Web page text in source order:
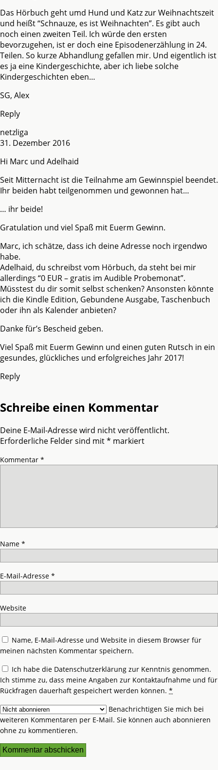
Das Hörbuch geht umd Hund und Katz zur Weihnachtszeit
und heißt “Schnauze, es ist Weihnachten”. Es gibt auch
noch einen zweiten Teil. Ich würde den ersten
bevorzugehen, ist er doch eine Episodenerzählung in 24.
Teilen. So kurze Abhandlung gefallen mir. Und eigentlich ist
es ja eine Kindergeschichte, aber ich liebe solche
Kindergeschichten eben…
SG, Alex
Reply
netzliga
31. Dezember 2016
Hi Marc und Adelhaid
Seit Mitternacht ist die Teilnahme am Gewinnspiel beendet.
Ihr beiden habt teilgenommen und gewonnen hat…
… ihr beide!
Gratulation und viel Spaß mit Euerm Gewinn.
Marc, ich schätze, dass ich deine Adresse noch irgendwo
habe.
Adelhaid, du schreibst vom Hörbuch, da steht bei mir
allerdings “0 EUR – gratis im Audible Probemonat”.
Müsstest du dir somit selbst schenken? Ansonsten könnte
ich die Kindle Edition, Gebundene Ausgabe, Taschenbuch
oder ihn als Kalender anbieten?
Danke für’s Bescheid geben.
Viel Spaß mit Euerm Gewinn und einen guten Rutsch in ein
gesundes, glückliches und erfolgreiches Jahr 2017!
Reply
Schreibe einen Kommentar
Deine E-Mail-Adresse wird nicht veröffentlicht.
Erforderliche Felder sind mit* markiert
Kommentar *
Name *
E-Mail-Adresse *
Website
Name, E-Mail-Adresse und Website in diesem Browser für
meinen nächsten Kommentar speichern.
Ich habe die Datenschutzerklärung zur Kenntnis genommen.
Ich stimme zu, dass meine Angaben zur Kontaktaufnahme und für
Rückfragen dauerhaft gespeichert werden können. *
Benachrichtigen Sie mich bei
weiteren Kommentaren per E-Mail. Sie können auch abonnieren
ohne zu kommentieren.